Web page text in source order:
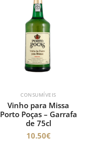
CONSUMÍVEIS
Vinho para Missa
Porto Poças – Garrafa
de 75cl
10.50€